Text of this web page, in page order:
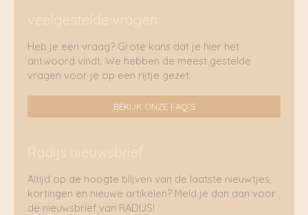
veelgestelde vragen
Heb je een vraag? Grote kans dat je hier het
antwoord vindt. We hebben de meest gestelde
vragen voor je op een rijtje gezet.
BEKIJK ONZE FAQ'S
Radijs nieuwsbrief
Altijd op de hoogte blijven van de laatste nieuwtjes,
kortingen en nieuwe artikelen? Meld je dan aan voor
de nieuwsbrief van RADIJS!